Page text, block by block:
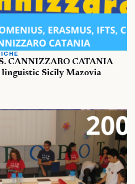
CANNIZZARO CATANIA
linguistic Sicily Mazovia